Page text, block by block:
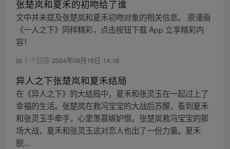
张楚岚和夏禾的初吻给了谁
文中并未提及张楚岚和夏禾初吻对象的相关信息。 原漫画
《一人之下》同样精彩，点击按钮下载 App 立享精彩内
容！
1 个回答 2024年09月18日 14:16
异人之下张楚岚和夏禾结局
在《异人之下》的大结局中，夏禾和张灵玉在一起过上了
幸福的生活。张楚岚在救冯宝宝的大战后苏醒，看到夏禾
和张灵玉手牵手，心里羡慕嫉妒恨。张楚岚救冯宝宝的那
场大战，夏禾和张灵玉这对恋人也出了一份力量。夏禾
脱...